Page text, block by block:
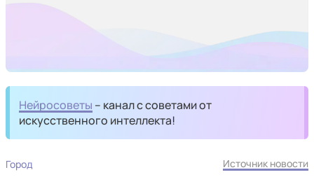
Нейросоветы – канал с советами от
искусственного интеллекта!
Город Источник новости